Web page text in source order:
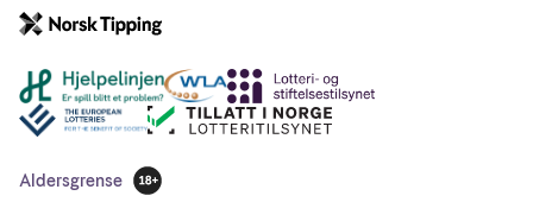
Andre lenker
Aldersgrense
18 år